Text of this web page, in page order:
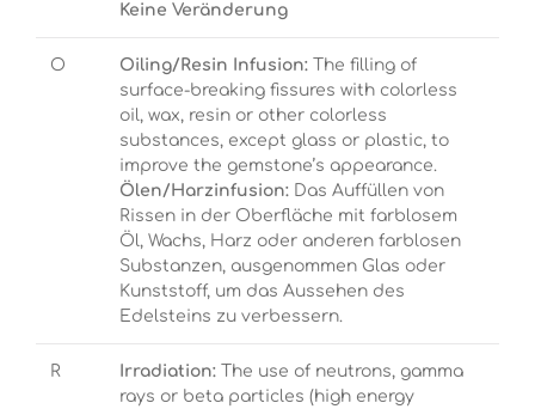
Keine Veränderung
O Oiling/Resin Infusion: The filling of
surface-breaking fissures with colorless
oil, wax, resin or other colorless
substances, except glass or plastic, to
improve the gemstone’s appearance.
Ölen/Harzinfusion: Das Auffüllen von
Rissen in der Oberfläche mit farblosem
Öl, Wachs, Harz oder anderen farblosen
Substanzen, ausgenommen Glas oder
Kunststoff, um das Aussehen des
Edelsteins zu verbessern.
R Irradiation: The use of neutrons, gamma
rays or beta particles (high energy